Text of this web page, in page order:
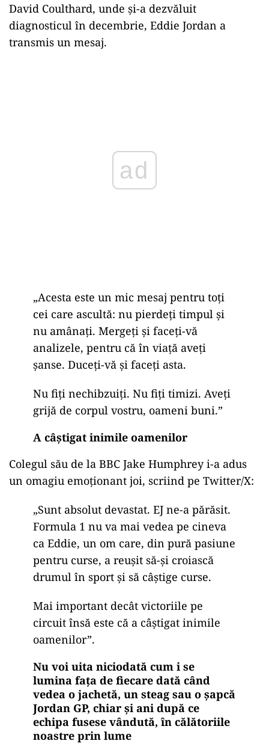
David Coulthard, unde și-a dezvăluit
diagnosticul în decembrie, Eddie Jordan a
transmis un mesaj.
ad
„Acesta este un mic mesaj pentru toți
cei care ascultă: nu pierdeți timpul și
nu amânați. Mergeți și faceți-vă
analizele, pentru că în viață aveți
șanse. Duceți-vă și faceți asta.
Nu fiți nechibzuiți. Nu fiți timizi. Aveți
grijă de corpul vostru, oameni buni.”
A câștigat inimile oamenilor
Colegul său de la BBC Jake Humphrey i-a adus
un omagiu emoționant joi, scriind pe Twitter/X:
„Sunt absolut devastat. EJ ne-a părăsit.
Formula 1 nu va mai vedea pe cineva
ca Eddie, un om care, din pură pasiune
pentru curse, a reușit să-și croiască
drumul în sport și să câștige curse.
Mai important decât victoriile pe
circuit însă este că a câștigat inimile
oamenilor”.
Nu voi uita niciodată cum i se
lumina fața de fiecare dată când
vedea o jachetă, un steag sau o șapcă
Jordan GP, chiar și ani după ce
echipa fusese vândută, în călătoriile
noastre prin lume